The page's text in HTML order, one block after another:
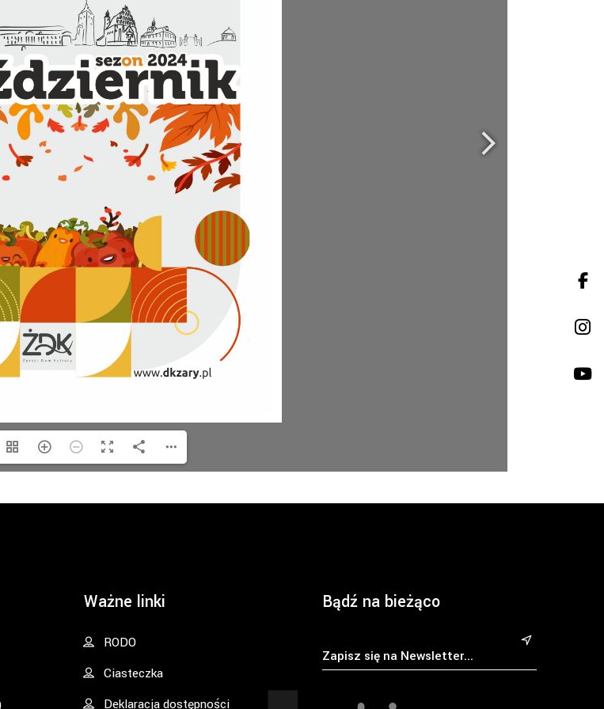
Ważne linki
RODO
Ciasteczka
Deklaracja dostępności
Bądź na bieżąco
&